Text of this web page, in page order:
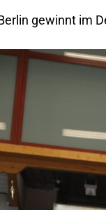
gewinnt im